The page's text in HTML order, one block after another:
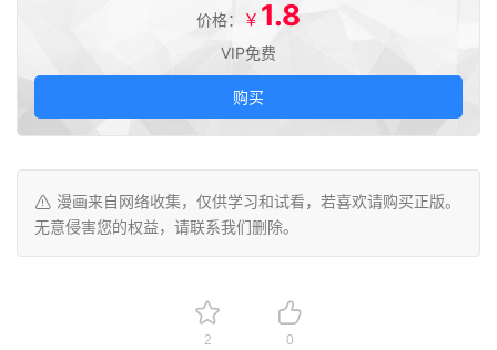
价格： ￥1.8
VIP免费
购买
漫画来自网络收集，仅供学习和试看，若喜欢请购买正版。
无意侵害您的权益，请联系我们删除。
2 0